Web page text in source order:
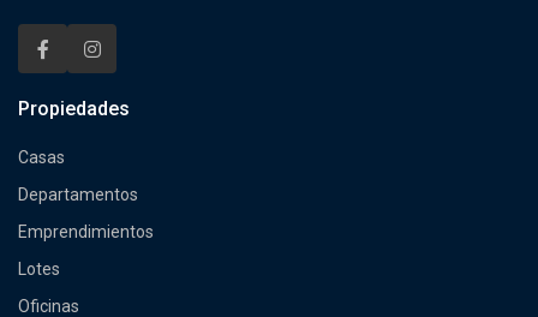
Propiedades
Casas
Departamentos
Emprendimientos
Lotes
Oficinas